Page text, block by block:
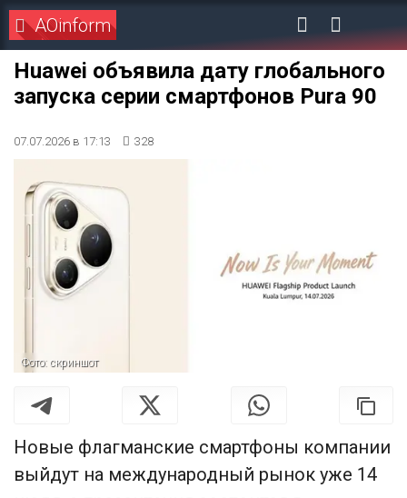
AOinform
Huawei объявила дату глобального
запуска серии смартфонов Pura 90
07.07.2026 в 17:13 328
Фото: скриншот
Новые флагманские смартфоны компании
выйдут на международный рынок уже 14